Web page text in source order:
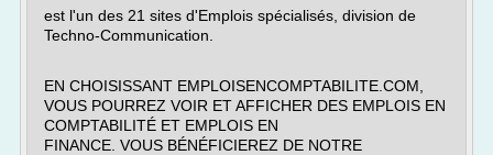
est l'un des 21 sites d'Emplois spécialisés, division de
Techno-Communication.
EN CHOISISSANT EMPLOISENCOMPTABILITE.COM,
VOUS POURREZ VOIR ET AFFICHER DES EMPLOIS EN
COMPTABILITÉ ET EMPLOIS EN
FINANCE. VOUS BÉNÉFICIEREZ DE NOTRE